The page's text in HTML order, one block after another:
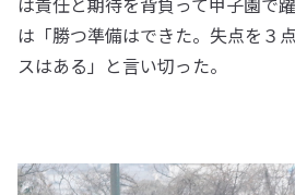
は「勝つ準備はできた。失点を３
スはある」と言い切った。